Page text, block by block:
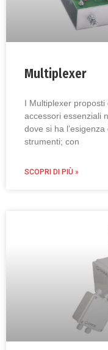
Multiplexer
I Multiplexer
accessori essenziali
dove si ha
strumenti; con
SCOPRI DI PIÙ »